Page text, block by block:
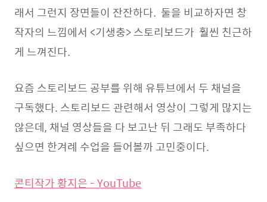
래서 그런지 장면들이 잔잔하다. 둘을 비교하자면 창
작자의 느낌에서 <기생충> 스토리보드가 훨씬 친근하
게 느껴진다.
요즘 스토리보드 공부를 위해 유튜브에서 두 채널을
구독했다. 스토리보드 관련해서 영상이 그렇게 많지는
않은데, 채널 영상들을 다 보고난 뒤 그래도 부족하다
싶으면 한겨례 수업을 들어볼까 고민중이다.
콘티작가 황지은 - YouTube